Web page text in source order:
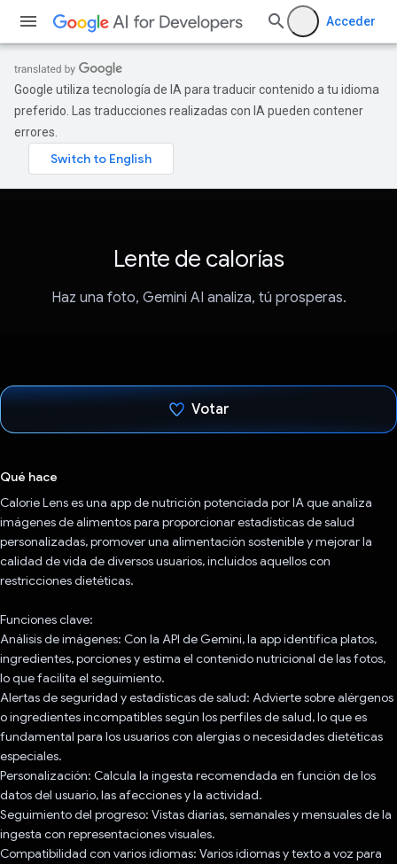
Acceder
Google utiliza tecnología de IA para traducir contenido a tu idioma
preferido. Las traducciones realizadas con IA pueden contener
errores.
Lente de calorías
Haz una foto, Gemini AI analiza, tú prosperas.
Votar
Qué hace
Calorie Lens es una app de nutrición potenciada por IA que analiza
imágenes de alimentos para proporcionar estadísticas de salud
personalizadas, promover una alimentación sostenible y mejorar la
calidad de vida de diversos usuarios, incluidos aquellos con
restricciones dietéticas.
Funciones clave:
Análisis de imágenes: Con la API de Gemini, la app identifica platos,
ingredientes, porciones y estima el contenido nutricional de las fotos,
lo que facilita el seguimiento.
Alertas de seguridad y estadísticas de salud: Advierte sobre alérgenos
o ingredientes incompatibles según los perfiles de salud, lo que es
fundamental para los usuarios con alergias o necesidades dietéticas
especiales.
Personalización: Calcula la ingesta recomendada en función de los
datos del usuario, las afecciones y la actividad.
Seguimiento del progreso: Vistas diarias, semanales y mensuales de la
ingesta con representaciones visuales.
Compatibilidad con varios idiomas: Varios idiomas y texto a voz para